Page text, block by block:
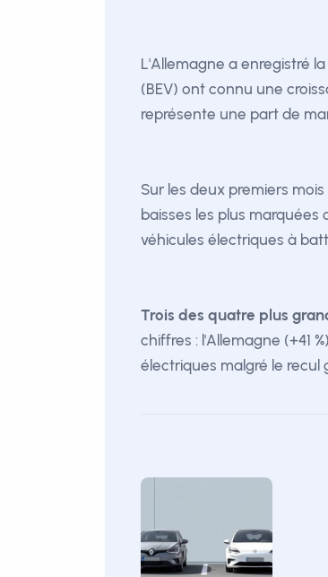
L'Allemagne a enregistré
(BEV) ont connu une
représente une part de
Sur les deux premiers
baisses les plus marquées
véhicules électriques à
Trois des quatre plus
chiffres : l'Allemagne (+41
électriques malgré le recul